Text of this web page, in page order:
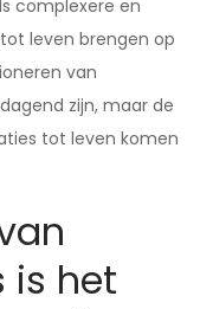
complexere en
leven brengen op
van
zijn, maar de
tot leven komen
is het